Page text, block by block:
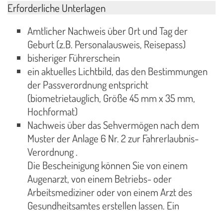
Erforderliche Unterlagen
Amtlicher Nachweis über Ort und Tag der
Geburt (z.B. Personalausweis, Reisepass)
bisheriger Führerschein
ein aktuelles Lichtbild, das den Bestimmungen
der Passverordnung entspricht
(biometrietauglich, Größe 45 mm x 35 mm,
Hochformat)
Nachweis über das Sehvermögen nach dem
Muster der Anlage 6 Nr. 2 zur Fahrerlaubnis-
Verordnung .
Die Bescheinigung können Sie von einem
Augenarzt, von einem Betriebs- oder
Arbeitsmediziner oder von einem Arzt des
Gesundheitsamtes erstellen lassen. Ein